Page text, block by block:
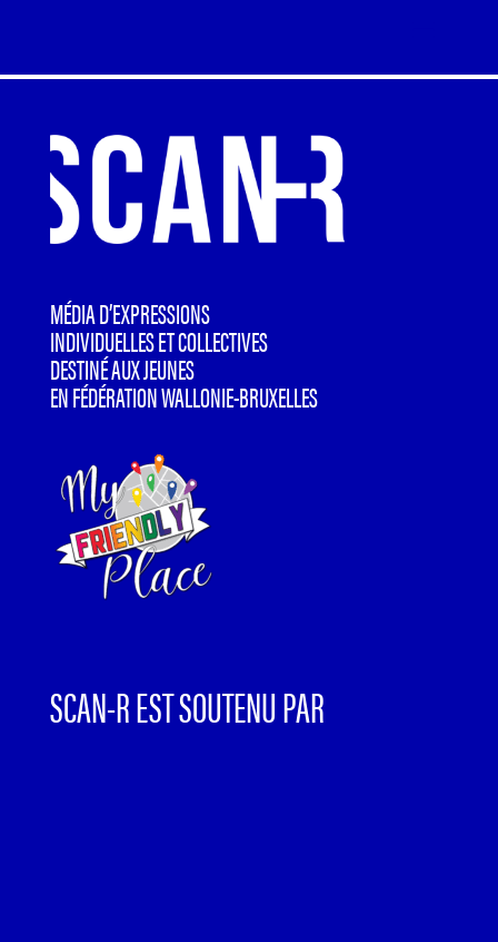
MÉDIA D’EXPRESSIONS
INDIVIDUELLES ET COLLECTIVES
DESTINÉ AUX JEUNES
EN FÉDÉRATION WALLONIE-BRUXELLES
SCAN-R EST SOUTENU PAR